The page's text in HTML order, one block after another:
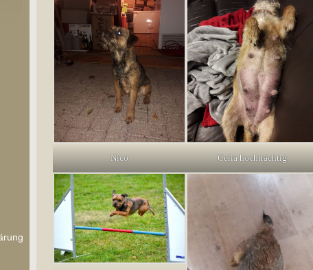
Nico Celia hochträchtig